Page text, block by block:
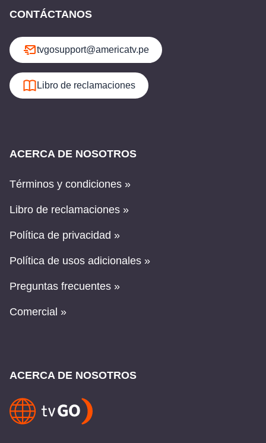
CONTÁCTANOS
tvgosupport@americatv.pe
Libro de reclamaciones
ACERCA DE NOSOTROS
Términos y condiciones »
Libro de reclamaciones »
Política de privacidad »
Política de usos adicionales »
Preguntas frecuentes »
Comercial »
ACERCA DE NOSOTROS